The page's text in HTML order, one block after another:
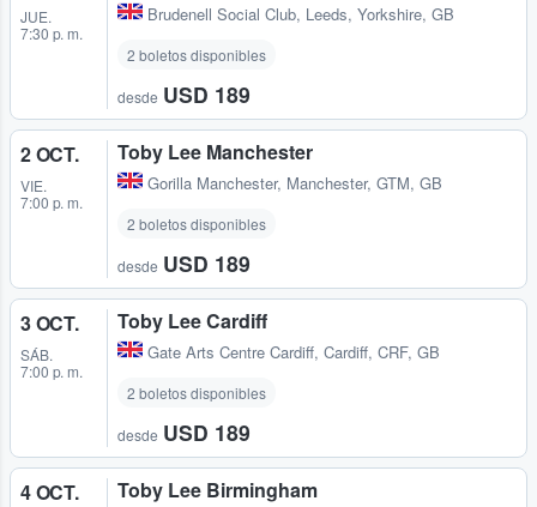
JUE.
7:30 p. m.
Brudenell Social Club, Leeds, Yorkshire, GB
2 boletos disponibles
desde USD 189
2 OCT.
VIE.
7:00 p. m.
Toby Lee Manchester
Gorilla Manchester, Manchester, GTM, GB
2 boletos disponibles
desde USD 189
3 OCT.
SÁB.
7:00 p. m.
Toby Lee Cardiff
Gate Arts Centre Cardiff, Cardiff, CRF, GB
2 boletos disponibles
desde USD 189
4 OCT. Toby Lee Birmingham